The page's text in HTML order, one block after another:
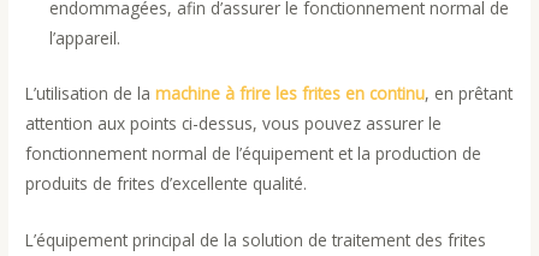
endommagées, afin d’assurer le fonctionnement normal de
l’appareil.
L’utilisation de lamachine à frire les frites en continu, en prêtant
attention aux points ci-dessus, vous pouvez assurer le
fonctionnement normal de l’équipement et la production de
produits de frites d’excellente qualité.
L’équipement principal de la solution de traitement des frites